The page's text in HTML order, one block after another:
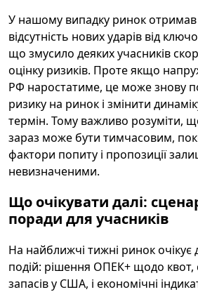
У нашому випадку ринок
відсутність нових ударів від
що змусило деяких учасників
оцінку ризиків. Проте якщо
РФ наростатиме, це може знову
ризику на ринок і змінити
термін. Тому важливо розуміти,
зараз може бути тимчасовим,
фактори попиту і пропозиції
невизначеними.
Що очікувати далі:
поради для учасників
На найближчі тижні ринок очікує
подій: рішення ОПЕК+ щодо квот,
запасів у США, і економічні